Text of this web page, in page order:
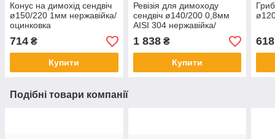
Конус на димохід сендвіч
ø150/220 1мм нержавійка/
оцинковка
714 ₴
Купити
Ревізія для димоходу
сендвіч ø140/200 0,8мм
AISI 304 нержавійка/
нержавійка
1 838₴
Купити
618
Подібні товари компанії